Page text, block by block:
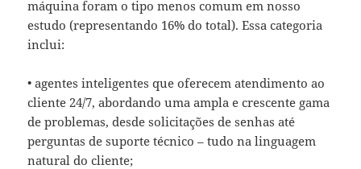
máquina foram o tipo menos comum em nosso
estudo (representando 16% do total). Essa categoria
inclui:
• agentes inteligentes que oferecem atendimento ao
cliente 24/7, abordando uma ampla e crescente gama
de problemas, desde solicitações de senhas até
perguntas de suporte técnico – tudo na linguagem
natural do cliente;